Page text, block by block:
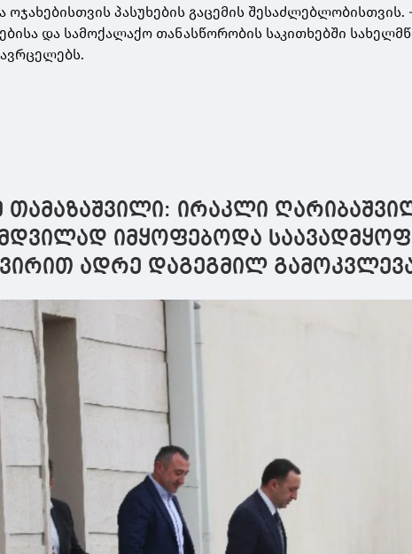
პასუხების გაცემის შესაძლებლობისთვის.
და სამოქალაქო თანასწორობის საკითხებში
თამაზაშვილი: ირაკლი
იმყოფებოდა
ადრე დაგეგმილ